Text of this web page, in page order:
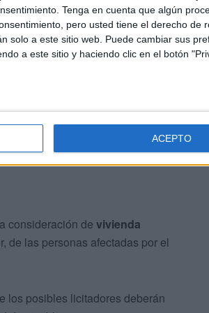
Tenga en cuenta que algún
pero usted tiene el derecho de
solo a este sitio web. Puede cambiar sus
a este sitio y haciendo clic en el botón
ACEPTO
puja más alta será públicay que
producen ofertas en los últimos
consideración de vivienda
de las personas afectadas por el
los posibles licitadores deberán